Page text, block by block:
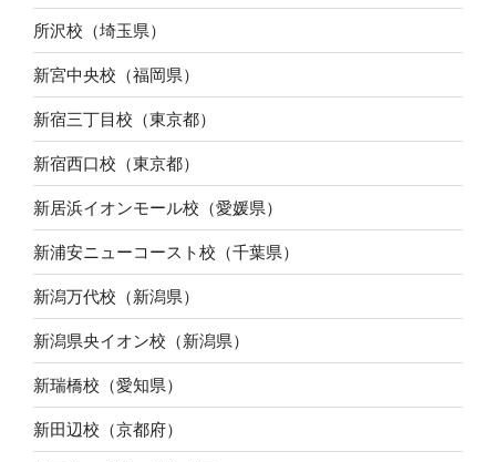
所沢校（埼玉県）
新宮中央校（福岡県）
新宿三丁目校（東京都）
新宿西口校（東京都）
新居浜イオンモール校（愛媛県）
新浦安ニューコースト校（千葉県）
新潟万代校（新潟県）
新潟県央イオン校（新潟県）
新瑞橋校（愛知県）
新田辺校（京都府）